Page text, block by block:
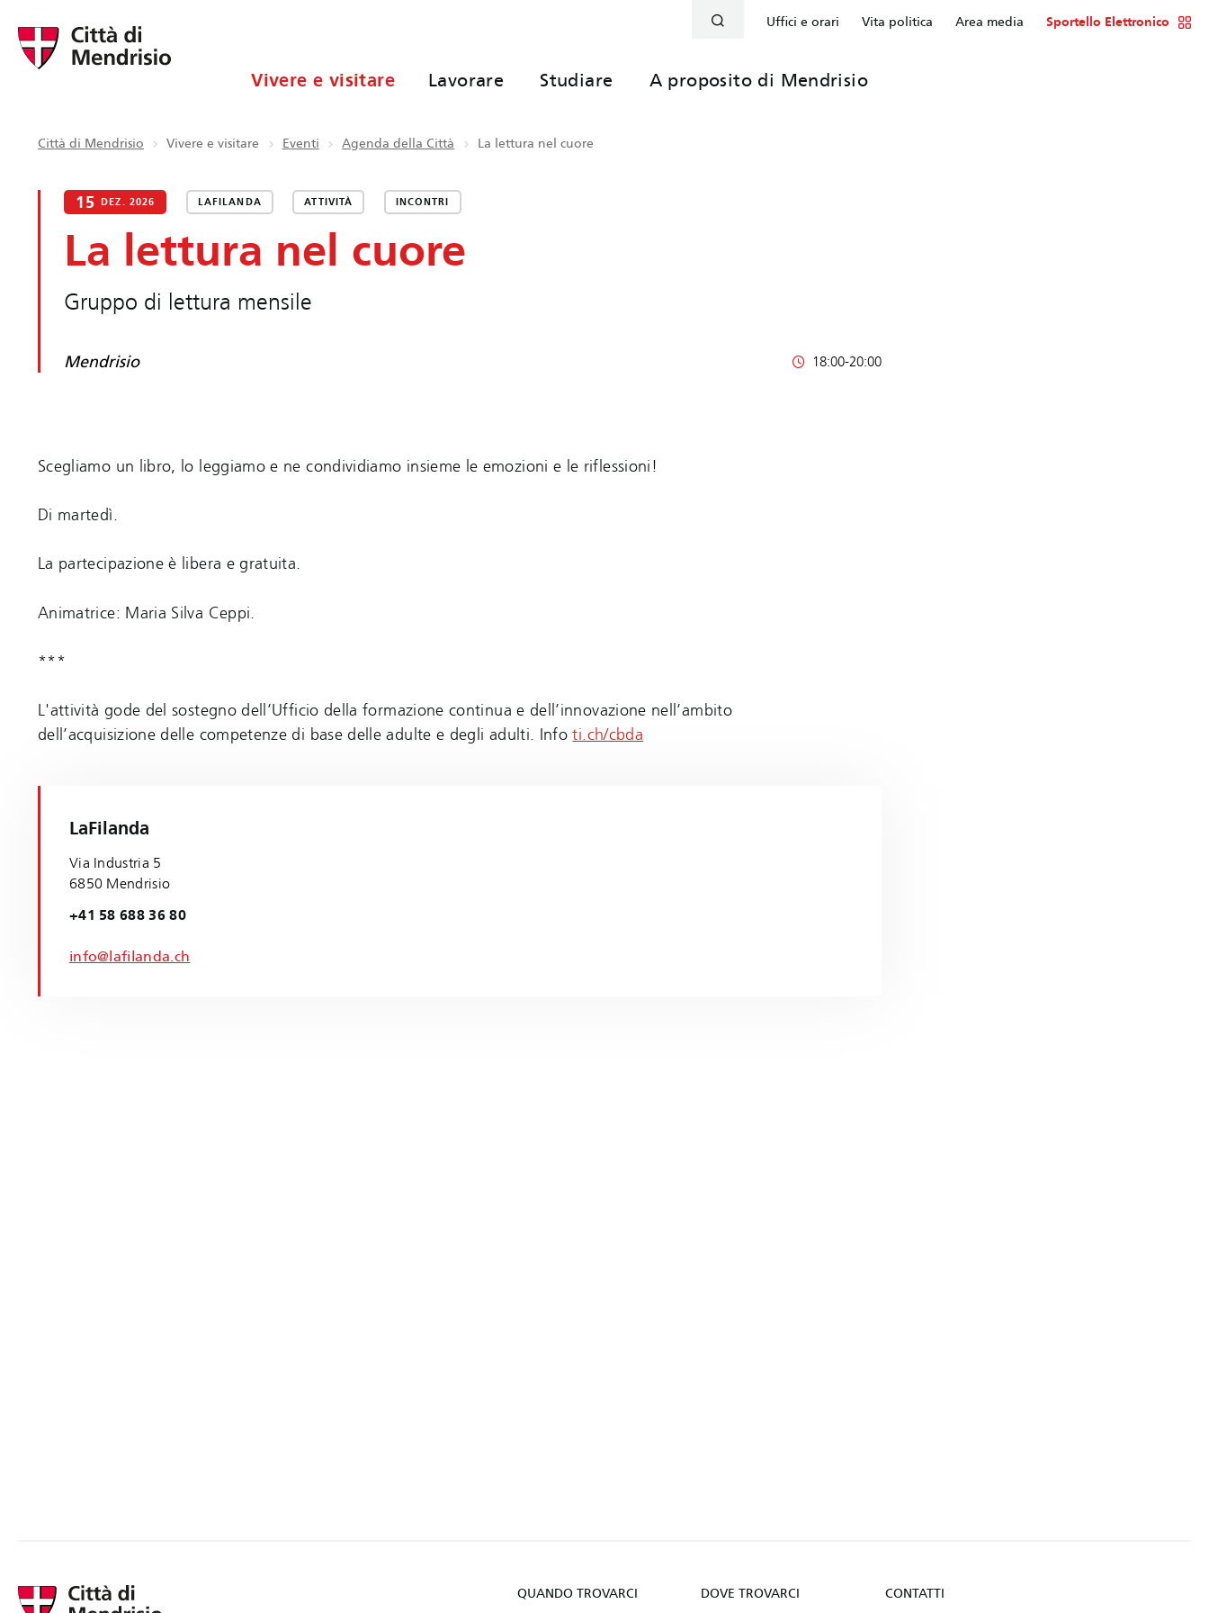
Uffici e orari Vita politica Area media Sportello Elettronico
Vivere e visitare Lavorare Studiare A proposito di Mendrisio
Città di Mendrisio Vivere e visitare Eventi Agenda della Città La lettura nel cuore
15 DEZ. 2026 LAFILANDA ATTIVITÀ INCONTRI
La lettura nel cuore
Gruppo di lettura mensile
Mendrisio 18:00-20:00
Scegliamo un libro, lo leggiamo e ne condividiamo insieme le emozioni e le riflessioni!
Di martedì.
La partecipazione è libera e gratuita.
Animatrice: Maria Silva Ceppi.
***
L'attività gode del sostegno dell’Ufficio della formazione continua e dell’innovazione nell’ambito
dell’acquisizione delle competenze di base delle adulte e degli adulti. Infoti.ch/cbda
LaFilanda
Via Industria 5
6850 Mendrisio
+41 58 688 36 80
info@lafilanda.ch
QUANDO TROVARCI CONTATTI
DOVE TROVARCI